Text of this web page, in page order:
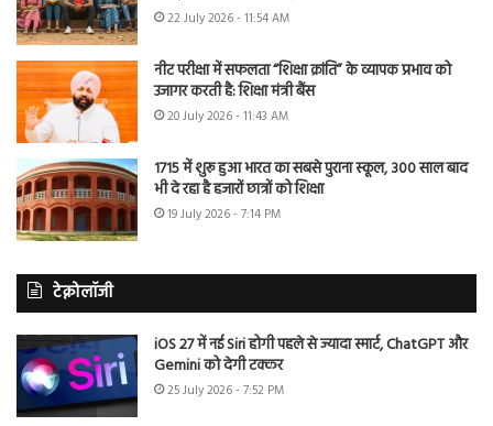
22 July 2026 - 11:54 AM
नीट परीक्षा में सफलता “शिक्षा क्रांति” के व्यापक प्रभाव को
उजागर करती है: शिक्षा मंत्री बैंस
20 July 2026 - 11:43 AM
1715 में शुरू हुआ भारत का सबसे पुराना स्कूल, 300 साल बाद
भी दे रहा है हजारों छात्रों को शिक्षा
19 July 2026 - 7:14 PM
टेक्नोलॉजी
iOS 27 में नई Siri होगी पहले से ज्यादा स्मार्ट, ChatGPT और
Gemini को देगी टक्कर
25 July 2026 - 7:52 PM